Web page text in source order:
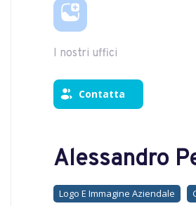
I nostri uffici
Contatta
Alessandro
Logo E Immagine Aziendale